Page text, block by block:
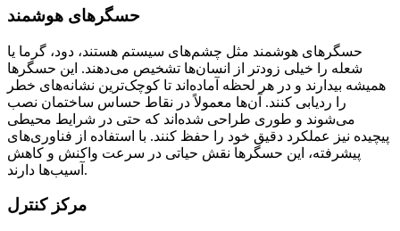
حسگرهای هوشمند
حسگرهای هوشمند مثل چشم‌های سیستم هستند، دود، گرما یا
شعله را خیلی زودتر از انسان‌ها تشخیص می‌دهند. این حسگرها
همیشه بیدارند و در هر لحظه آماده‌اند تا کوچک‌ترین نشانه‌های خطر
را ردیابی کنند. آن‌ها معمولاً در نقاط حساس ساختمان نصب
می‌شوند و طوری طراحی شده‌اند که حتی در شرایط محیطی
پیچیده نیز عملکرد دقیق خود را حفظ کنند. با استفاده از فناوری‌های
پیشرفته، این حسگرها نقش حیاتی در سرعت واکنش و کاهش
آسیب‌ها دارند.
مرکز کنترل